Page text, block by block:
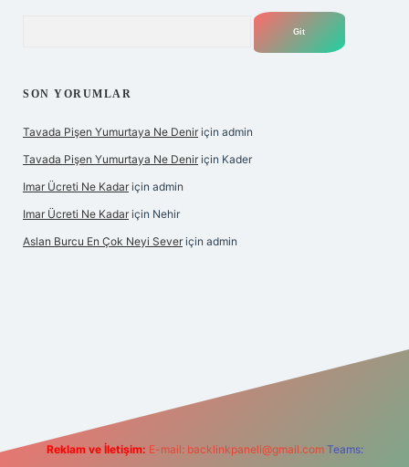
SON YORUMLAR
Tavada Pişen Yumurtaya Ne Denir için admin
Tavada Pişen Yumurtaya Ne Denir için Kader
Imar Ücreti Ne Kadar için admin
Imar Ücreti Ne Kadar için Nehir
Aslan Burcu En Çok Neyi Sever için admin
Reklam ve İletişim: E-mail: backlinkpaneli@gmail.com Teams: